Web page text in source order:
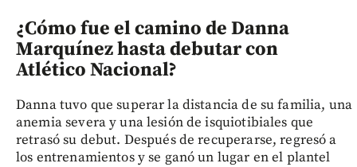
¿Cómo fue el camino de Danna
Marquínez hasta debutar con
Atlético Nacional?
Danna tuvo que superar la distancia de su familia, una
anemia severa y una lesión de isquiotibiales que
retrasó su debut. Después de recuperarse, regresó a
los entrenamientos y se ganó un lugar en el plantel